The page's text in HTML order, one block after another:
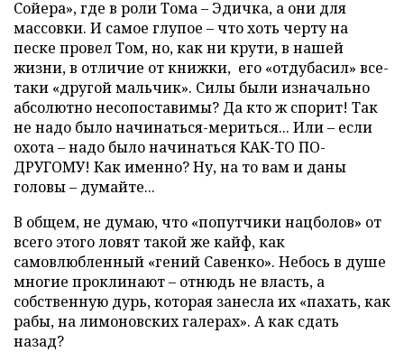
Сойера», где в роли Тома – Эдичка, а они для
массовки. И самое глупое – что хоть черту на
песке провел Том, но, как ни крути,в нашей
жизни, в отличие от книжки, его «отдубасил» все-
таки «другой мальчик». Силы были изначально
абсолютно несопоставимы? Да кто ж спорит! Так
не надо было начинаться-мериться... Или – если
охота – надо было начинаться КАК-ТО ПО-
ДРУГОМУ! Как именно? Ну, на то вам и даны
головы – думайте...
В общем, не думаю, что «попутчики нацболов» от
всего этого ловят такой же кайф, как
самовлюбленный «гений Савенко». Небось в душе
многие проклинают – отнюдь не власть, а
собственную дурь, которая занесла их «пахать, как
рабы, на лимоновских галерах». А как сдать
назад?